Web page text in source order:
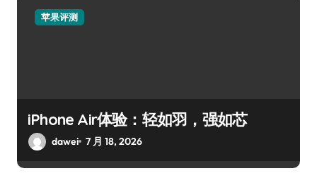
苹果评测
iPhone Air体验：轻如羽，强如芯
dawei 7 月 18, 2026